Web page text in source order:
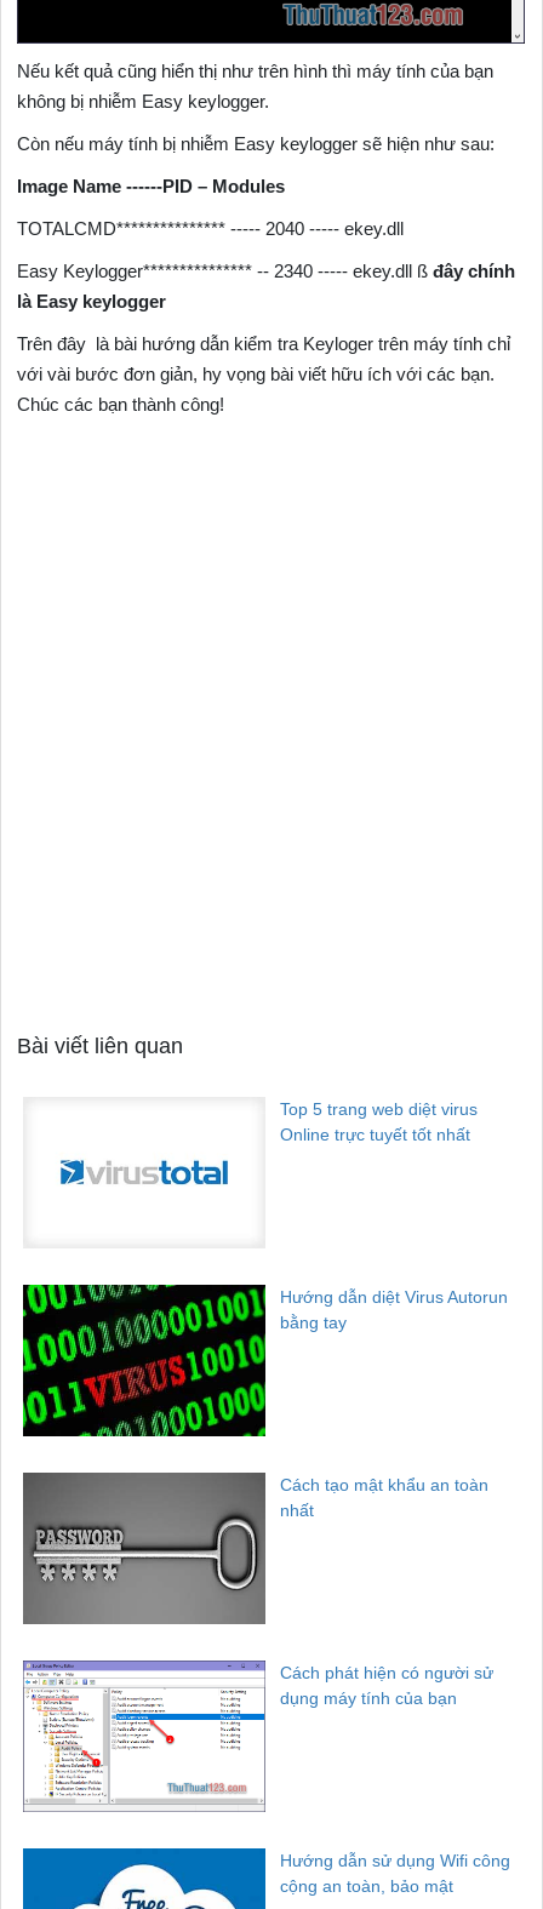
Nếu kết quả cũng hiển thị như trên hình thì máy tính của bạn
không bị nhiễm Easy keylogger.
Còn nếu máy tính bị nhiễm Easy keylogger sẽ hiện như sau:
Image Name ------PID – Modules
TOTALCMD*************** ----- 2040 ----- ekey.dll
Easy Keylogger*************** -- 2340 ----- ekey.dll ßđây chính
là Easy keylogger
Trên đây là bài hướng dẫn kiểm tra Keyloger trên máy tính chỉ
với vài bước đơn giản, hy vọng bài viết hữu ích với các bạn.
Chúc các bạn thành công!
Bài viết liên quan
Top 5 trang web diệt virus
Online trực tuyết tốt nhất
Hướng dẫn diệt Virus Autorun
bằng tay
Cách tạo mật khẩu an toàn
nhất
Cách phát hiện có người sử
dụng máy tính của bạn
Hướng dẫn sử dụng Wifi công
cộng an toàn, bảo mật